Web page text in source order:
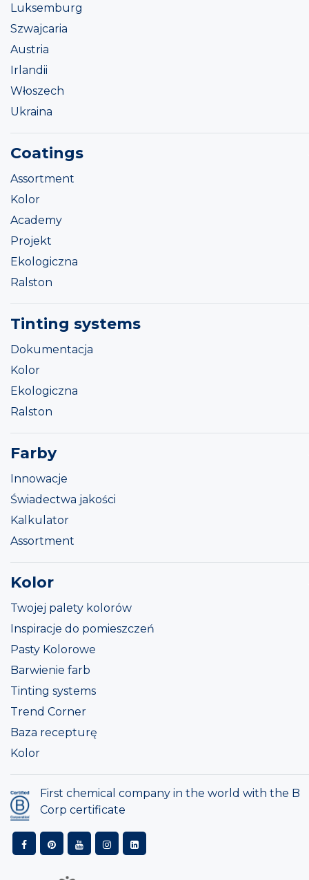
Luksemburg
Szwajcaria
Austria
Irlandii
Włoszech
Ukraina
Coatings
Assortment
Kolor
Academy
Projekt
Ekologiczna
Ralston
Tinting systems
Dokumentacja
Kolor
Ekologiczna
Ralston
Farby
Innowacje
Świadectwa jakości
Kalkulator
Assortment
Kolor
Twojej palety kolorów
Inspiracje do pomieszczeń
Pasty Kolorowe
Barwienie farb
Tinting systems
Trend Corner
Baza recepturę
Kolor
First chemical company in the world with the B
Corp certificate